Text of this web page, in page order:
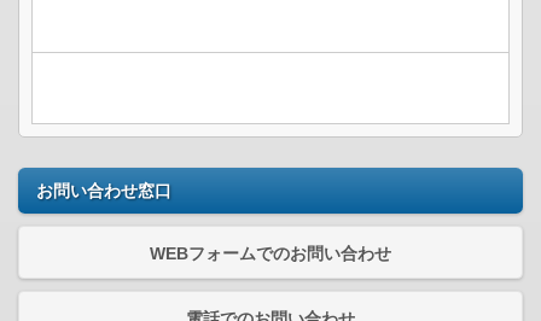
お問い合わせ窓口
WEBフォームでのお問い合わせ